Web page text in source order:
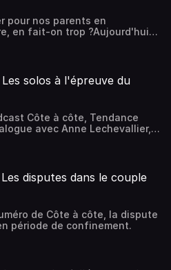
pour nos parents en
en fait-on trop ?Aujourd'hui,
les relations entre les enfants,
solos à l'épreuve du
Côte à côte, Tendance
avec Anne Lechevallier,
Aujourd'hui, Côte à côte
les séparés
disputes dans le couple
de Côte à côte, la dispute
période de confinement.